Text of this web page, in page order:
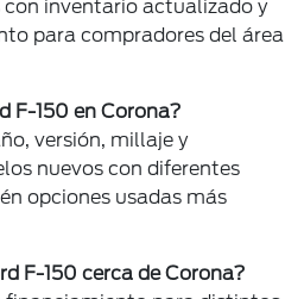
inventario actualizado y
para compradores del área
F-150 en Corona?
versión, millaje y
nuevos con diferentes
opciones usadas más
F-150 cerca de Corona?